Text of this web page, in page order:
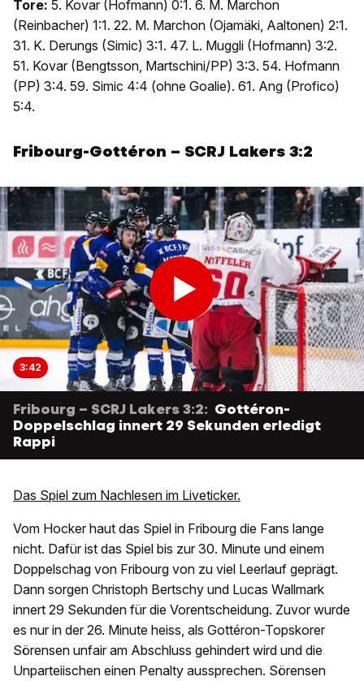
Tore: 5. Kovar (Hofmann) 0:1. 6. M. Marchon
(Reinbacher) 1:1. 22. M. Marchon (Ojamäki, Aaltonen) 2:1.
31. K. Derungs (Simic) 3:1. 47. L. Muggli (Hofmann) 3:2.
51. Kovar (Bengtsson, Martschini/PP) 3:3. 54. Hofmann
(PP) 3:4. 59. Simic 4:4 (ohne Goalie). 61. Ang (Profico)
5:4.
Fribourg-Gottéron – SCRJ Lakers 3:2
3:42
Fribourg – SCRJ Lakers 3:2: Gottéron-
Doppelschlag innert 29 Sekunden erledigt
Rappi
Das Spiel zum Nachlesen im Liveticker.
Vom Hocker haut das Spiel in Fribourg die Fans lange
nicht. Dafür ist das Spiel bis zur 30. Minute und einem
Doppelschag von Fribourg von zu viel Leerlauf geprägt.
Dann sorgen Christoph Bertschy und Lucas Wallmark
innert 29 Sekunden für die Vorentscheidung. Zuvor wurde
es nur in der 26. Minute heiss, als Gottéron-Topskorer
Sörensen unfair am Abschluss gehindert wird und die
Unparteiischen einen Penalty aussprechen. Sörensen